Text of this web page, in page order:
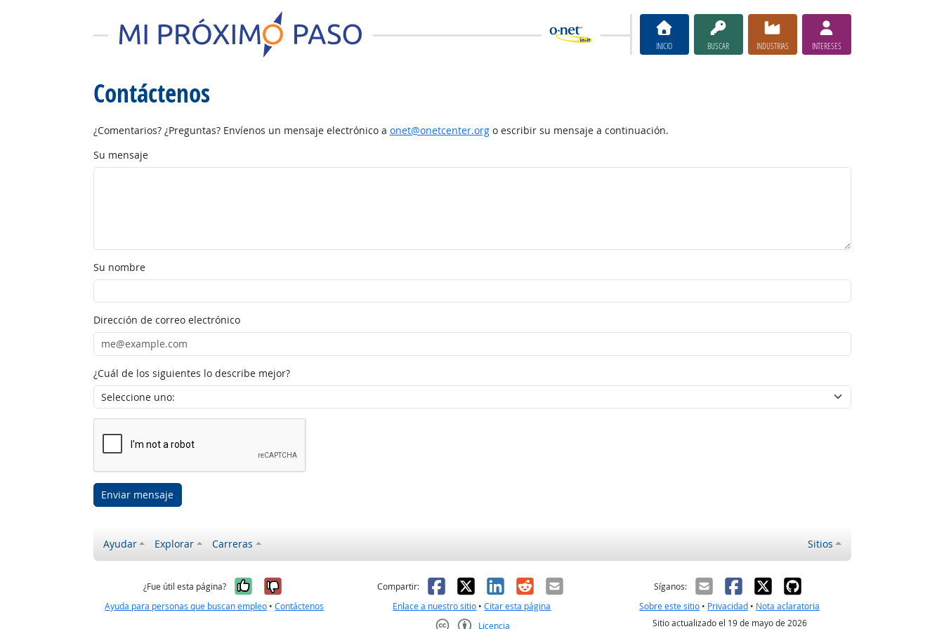
INICIO BUSCAR INDUSTRIAS INTERESES
Contáctenos
¿Comentarios? ¿Preguntas? Envíenos un mensaje electrónico a onet@onetcenter.orgo escribir su mensaje a continuación.
Su mensaje
Su nombre
Dirección de correo electrónico
¿Cuál de los siguientes lo describe mejor?
Enviar mensaje
Ayudar Explorar Carreras Sitios
¿Fue útil esta página? Sí, fue útil
No, no fue útil
Ayuda para personas que buscan empleo •Contáctenos
Compartir: Facebook
X LinkedIn
RedditCorreo electrónico
Enlace a nuestro sitio •Citar esta página
Licencia
Síganos:
Sobre este sitio • Privacidad • Nota aclaratoria
Sitio actualizado el 19 de mayo de 2026